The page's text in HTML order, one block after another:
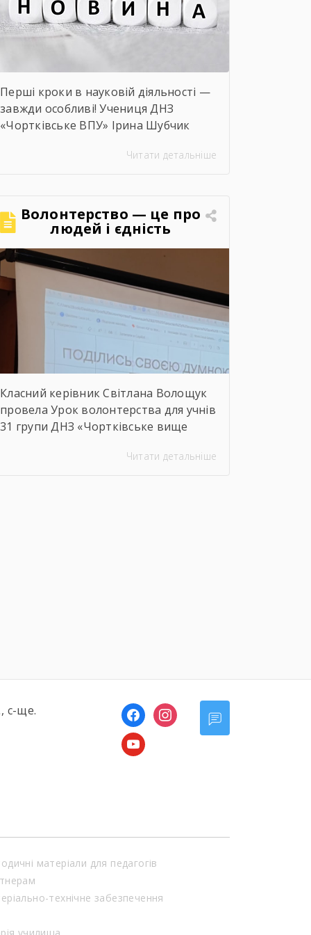
Перші кроки в науковій діяльності —
завжди особливі! Учениця ДНЗ
«Чортківське ВПУ» Ірина Шубчик
захисту науково-дослідницьких робіт
господарства Чортківського
району».Дослідження виконане під
вирізняється актуальністю теми,
ґрунтовним аналізом та прагненням
осмислити сучасні виклики й
перспективи розвитку аграрної
сфери Чортківського […]
Читати детальніше
Волонтерство — це про
людей і єдність
Класний керівник Світлана Волощук
провела Урок волонтерства для учнів
31 групи ДНЗ «Чортківське вище
умови не стали на заваді — урок
Читати детальніше
с-ще.
facebookinstagram
youtube
матеріали для педагогів
технічне забезпечення